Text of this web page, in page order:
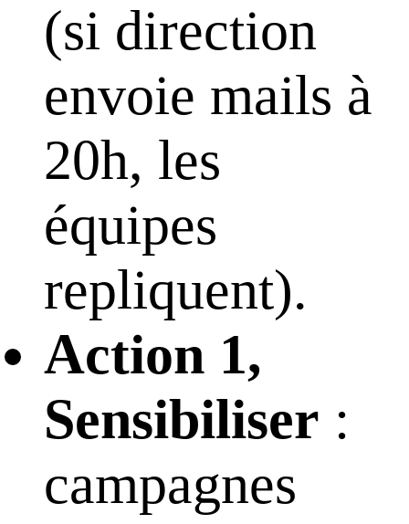
(si direction
envoie mails à
20h, les
équipes
repliquent).
Action 1,
Sensibiliser :
campagnes